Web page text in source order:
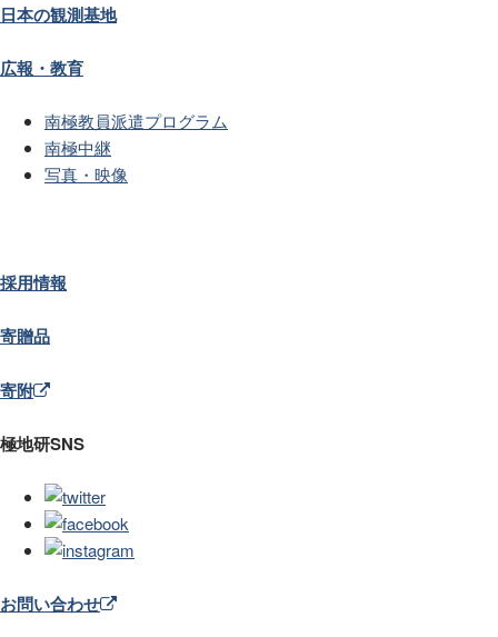
日本の観測基地
広報・教育
南極教員派遣プログラム
南極中継
写真・映像
採用情報
寄贈品
寄附
極地研SNS
お問い合わせ